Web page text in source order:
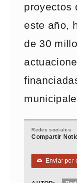
proyectos
este año,
de 30
Redes sociales
Compartir
✉ Enviar por